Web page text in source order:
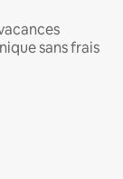
sans frais